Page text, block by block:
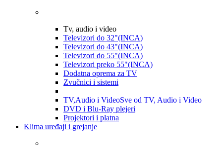
Tv, audio i video
Televizori do 32"(INCA)
Televizori do 43"(INCA)
Televizori do 55"(INCA)
Televizori preko 55"(INCA)
Dodatna oprema za TV
Zvučnici i sistemi
TV,Audio i VideoSve od TV, Audio i Video
DVD i Blu-Ray plejeri
Projektori i platna
Klima uređaji i grejanje